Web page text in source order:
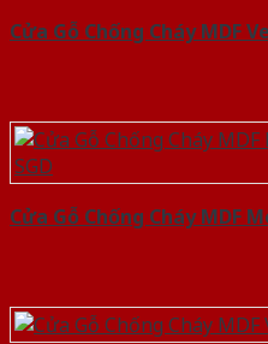
Cửa Gỗ Chống Cháy MDF
Cửa Gỗ Chống Cháy MDF